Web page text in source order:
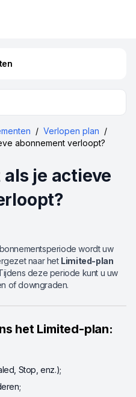
/ Verlopen plan /
abonnement verloopt?
je actieve
wordt uw
naar het Limited-plan
deze periode kunt u uw
of downgraden.
het Limited-plan:
Stop, enz.);